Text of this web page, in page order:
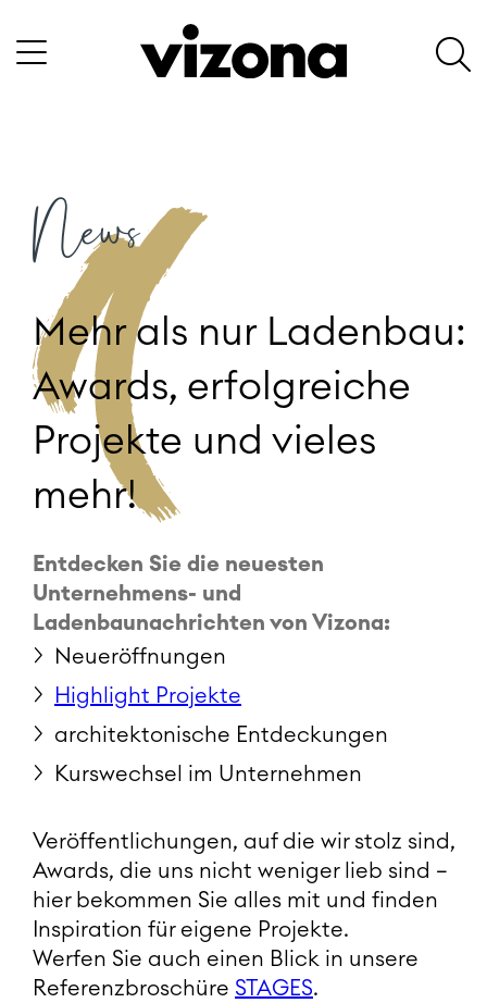
News
Mehr als nur Ladenbau:
Awards, erfolgreiche
Projekte und vieles
mehr!
Entdecken Sie die neuesten
Unternehmens- und
Ladenbaunachrichten von Vizona:
Neueröffnungen
Highlight Projekte
architektonische Entdeckungen
Kurswechsel im Unternehmen
Veröffentlichungen, auf die wir stolz sind,
Awards, die uns nicht weniger lieb sind –
hier bekommen Sie alles mit und finden
Inspiration für eigene Projekte.
Werfen Sie auch einen Blick in unsere
Referenzbroschüre STAGES.